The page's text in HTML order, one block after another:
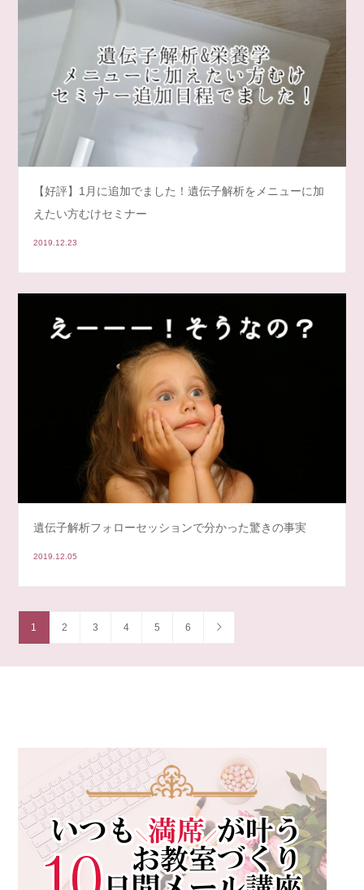
【好評】1月に追加でました！遺伝子解析をメニューに加
えたい方むけセミナー
2019.12.23
遺伝子解析フォローセッションで分かった驚きの事実
2019.12.05
1 2 3 4 5 6